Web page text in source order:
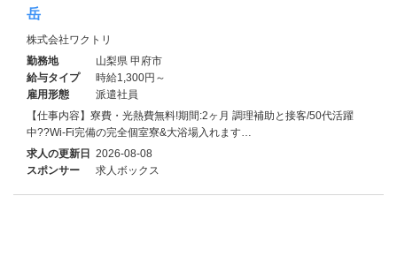
岳
株式会社ワクトリ
勤務地
山梨県 甲府市
給与タイプ
時給1,300円～
雇用形態
派遣社員
【仕事内容】寮費・光熱費無料!期間:2ヶ月 調理補助と接客/50代活躍
中??Wi-Fi完備の完全個室寮&大浴場入れます…
求人の更新日 2026-08-08
スポンサー
求人ボックス